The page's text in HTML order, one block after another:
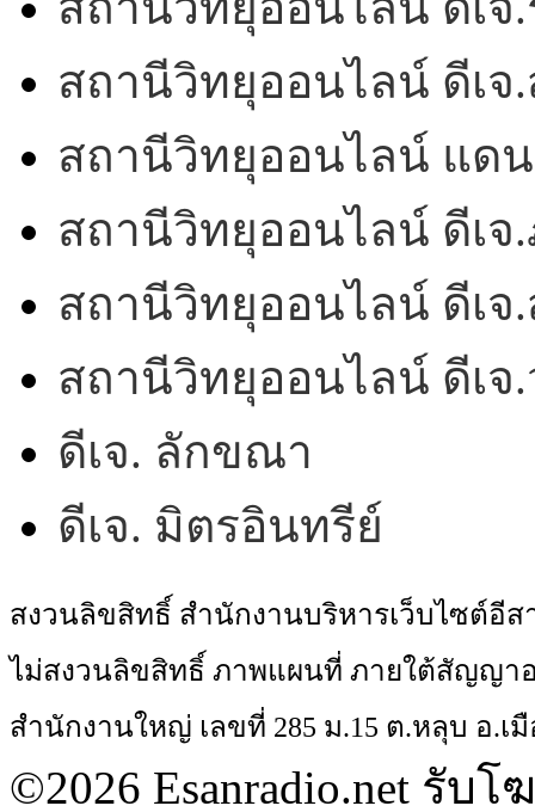
สถานีวิทยุออนไลน์ ดีเ
สถานีวิทยุออนไลน์ แดน
สถานีวิทยุออนไลน์ ดีเจ
สถานีวิทยุออนไลน์ ดีเจ
สถานีวิทยุออนไลน์ ดีเ
ดีเจ. ลักขณา
ดีเจ. มิตรอินทรีย์
สงวนลิขสิทธิ์ สำนักงานบริหารเว็บไซต์อีส
ไม่สงวนลิขสิทธิ์ ภาพแผนที่ ภายใต้สัญญ
สำนักงานใหญ่ เลขที่ 285 ม.15 ต.หลุบ อ.เ
©2026 Esanradio.net รับ